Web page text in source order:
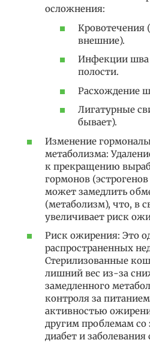
осложнения:
Кровотечения
внешние).
Инфекции
полости.
Расхождение
Лигатурные
бывает).
Изменение
метаболизма:
к прекращению
гормонов
может замедлить
(метаболизм), что, в
увеличивает риск
Риск ожирения: Это
распространенных
Стерилизованные
лишний вес из-за
замедленного
контроля за
активностью
другим проблемам со
диабет и заболевания